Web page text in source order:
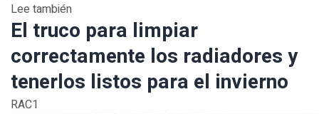
Lee también
El truco para limpiar
correctamente los radiadores y
tenerlos listos para el invierno
RAC1